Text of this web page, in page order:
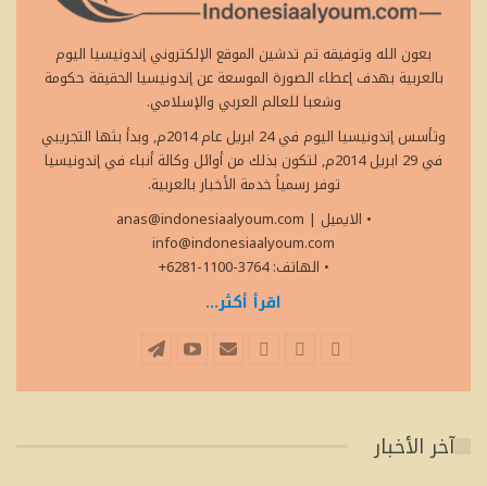
بعون الله وتوفيقه تم تدشين الموقع الإلكتروني إندونيسيا اليوم
بالعربية بهدف إعطاء الصورة الموسعة عن إندونيسيا الحقيقة حكومة
وشعبا للعالم العربي والإسلامي.
وتأسس إندونيسيا اليوم في 24 ابريل عام 2014م, وبدأ بثها التجريبي
في 29 ابريل 2014م, لتكون بذلك من أوائل وكالة أنباء في إندونيسيا
توفر رسمياً خدمة الأخبار بالعربية.
• الايميل
anas@indonesiaalyoum.com |
info@indonesiaalyoum.com
• الهاتف: 3764-1100-6281+
اقرأ أكثر...
آخر الأخبار